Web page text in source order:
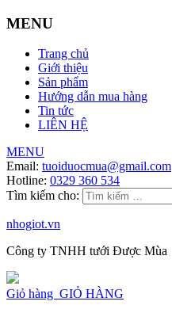
MENU
Trang chủ
Giới thiệu
Sản phẩm
Hướng dẫn mua hàng
Tin tức
LIÊN HỆ
MENU
Email: tuoiduocmua@gmail.com
Hotline: 0329 360 534
Tìm kiếm cho:
nhogiot.vn
Công ty TNHH tưới Được Mùa
Giỏ hàng GIỎ HÀNG